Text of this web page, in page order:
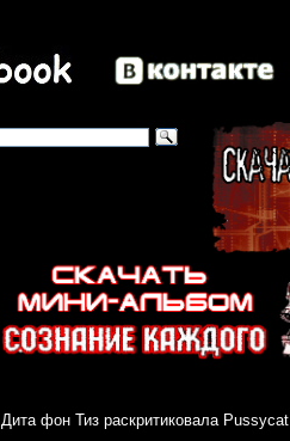
Дита фон Тиз раскритиковала